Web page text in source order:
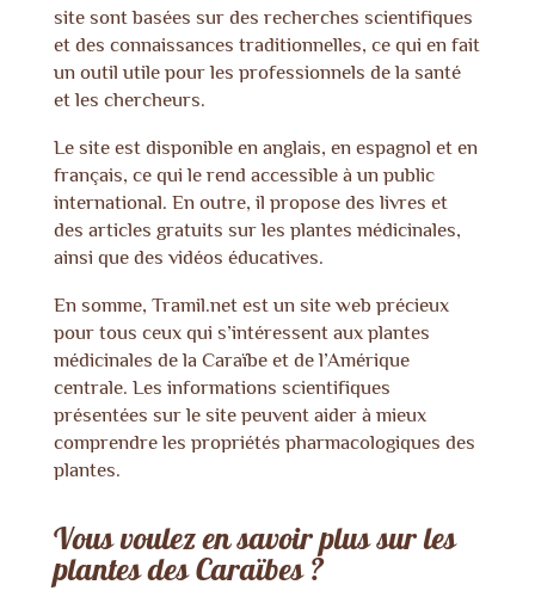
site sont basées sur des recherches scientifiques
et des connaissances traditionnelles, ce qui en fait
un outil utile pour les professionnels de la santé
et les chercheurs.
Le site est disponible en anglais, en espagnol et en
français, ce qui le rend accessible à un public
international. En outre, il propose des livres et
des articles gratuits sur les plantes médicinales,
ainsi que des vidéos éducatives.
En somme, Tramil.netest un site web précieux
pour tous ceux qui s’intéressent aux plantes
médicinales de la Caraïbe et de l’Amérique
centrale. Les informations scientifiques
présentées sur le site peuvent aider à mieux
comprendre les propriétés pharmacologiques des
plantes.
Vous voulez en savoir plus sur les
plantes des Caraïbes ?